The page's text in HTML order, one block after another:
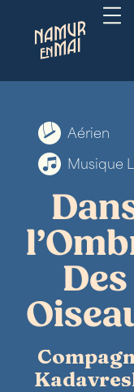
Aérien
Musique
Des